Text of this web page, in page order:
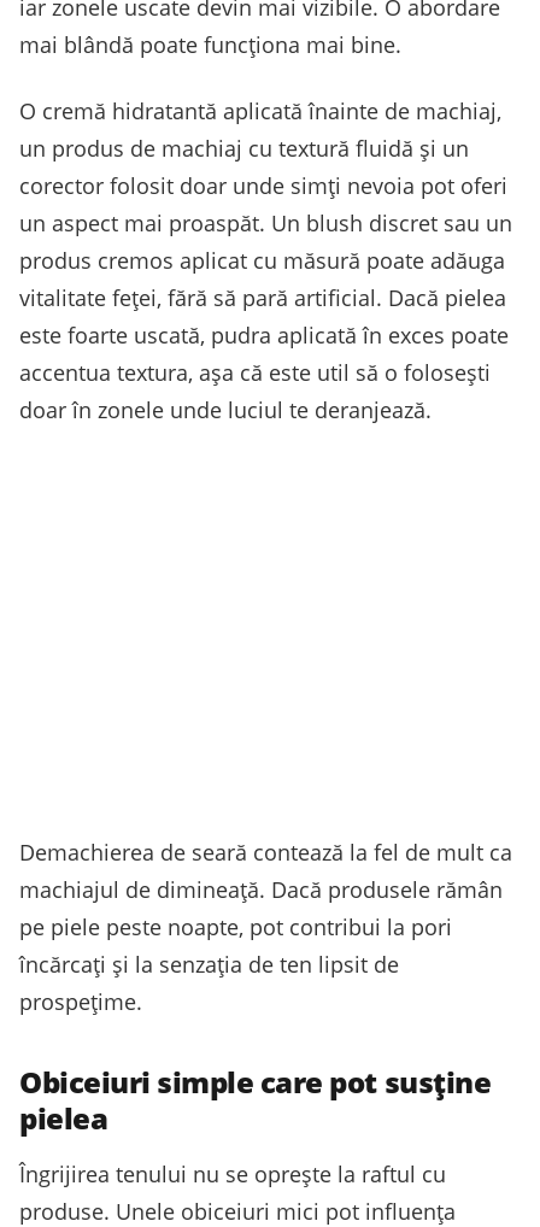
iar zonele uscate devin mai vizibile. O abordare
mai blândă poate funcționa mai bine.
O cremă hidratantă aplicată înainte de machiaj,
un produs de machiaj cu textură fluidă și un
corector folosit doar unde simți nevoia pot oferi
un aspect mai proaspăt. Un blush discret sau un
produs cremos aplicat cu măsură poate adăuga
vitalitate feței, fără să pară artificial. Dacă pielea
este foarte uscată, pudra aplicată în exces poate
accentua textura, așa că este util să o folosești
doar în zonele unde luciul te deranjează.
Demachierea de seară contează la fel de mult ca
machiajul de dimineață. Dacă produsele rămân
pe piele peste noapte, pot contribui la pori
încărcați și la senzația de ten lipsit de
prospețime.
Obiceiuri simple care pot susține
pielea
Îngrijirea tenului nu se oprește la raftul cu
produse. Unele obiceiuri mici pot influența